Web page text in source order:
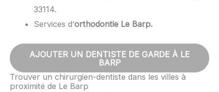
33114.
Services d’orthodontie Le Barp.
AJOUTER UN DENTISTE DE GARDE À LE
BARP
Trouver un chirurgien-dentiste dans les villes à
proximité de Le Barp